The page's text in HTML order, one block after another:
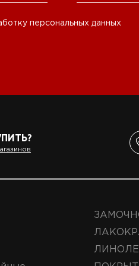
персональных данных